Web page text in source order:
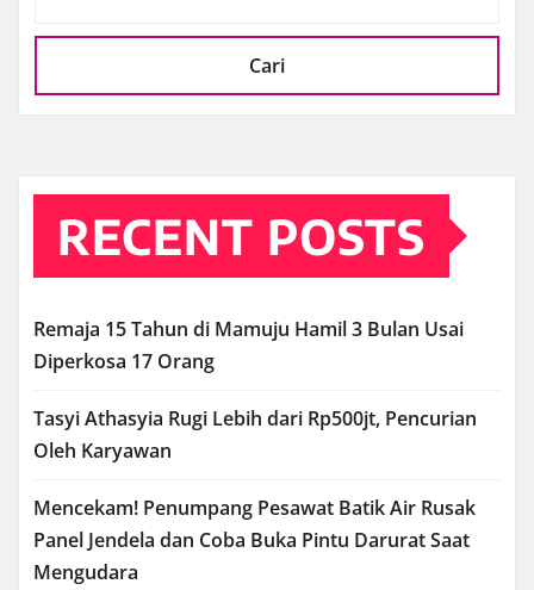
Cari
RECENT POSTS
Remaja 15 Tahun di Mamuju Hamil 3 Bulan Usai
Diperkosa 17 Orang
Tasyi Athasyia Rugi Lebih dari Rp500jt, Pencurian
Oleh Karyawan
Mencekam! Penumpang Pesawat Batik Air Rusak
Panel Jendela dan Coba Buka Pintu Darurat Saat
Mengudara